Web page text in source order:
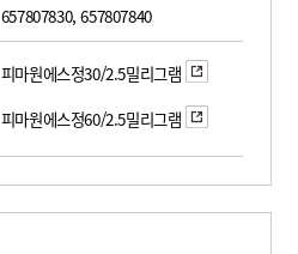
657807830, 657807840
피마원에스정30/2.5밀리그램
피마원에스정60/2.5밀리그램